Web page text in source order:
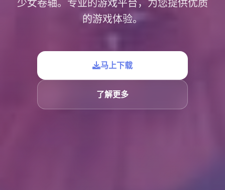
少女卷轴。专业的游戏平台，为您提供优质
的游戏体验。
马上下载
了解更多